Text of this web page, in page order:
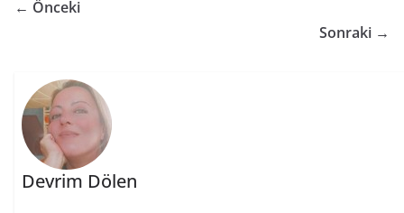
← Önceki
Sonraki →
Devrim Dölen